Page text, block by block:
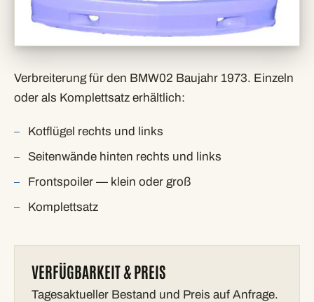
Verbreiterung für den BMW02 Baujahr 1973. Einzeln
oder als Komplettsatz erhältlich:
Kotflügel rechts und links
Seitenwände hinten rechts und links
Frontspoiler — klein oder groß
Komplettsatz
VERFÜGBARKEIT & PREIS
Tagesaktueller Bestand und Preis auf Anfrage.